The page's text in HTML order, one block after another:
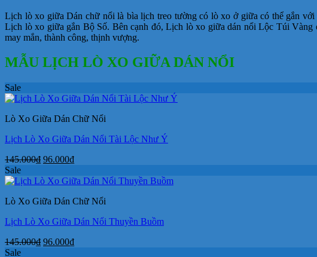
lượng
Lịch lò xo giữa Dán chữ nổi là bìa lịch treo tường có lò xo ở giữa có thể gắn
Lịch lò xo giữa gắn Bộ Số. Bên cạnh đó, Lịch lò xo giữa dán nổi Lộc Túi
may mắn, thành công, thịnh vượng.
MẪU LỊCH LÒ XO GIỮA DÁN NỔI
Sale
Lò Xo Giữa Dán Chữ Nổi
Lịch Lò Xo Giữa Dán Nổi Tài Lộc Như Ý
145.000₫ Giá
là:
96.000₫Giá
tại
96.000₫.
Sale
Lò Xo Giữa Dán Chữ Nổi
Lịch Lò Xo Giữa Dán Nổi Thuyền Buồm
145.000₫ Giá
96.000₫Giá
Sale